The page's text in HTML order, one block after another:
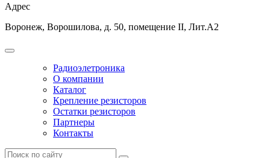
Адрес
Воронеж, Ворошилова, д. 50, помещение II, Лит.А2
Радиоэлетроника
О компании
Каталог
Крепление резисторов
Остатки резисторов
Партнеры
Контакты